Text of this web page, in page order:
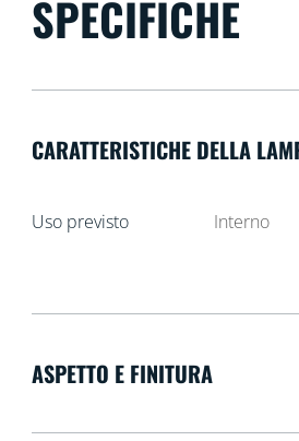
SPECIFICHE
CARATTERISTICHE DELLA
Uso previsto Interno
ASPETTO E FINITURA